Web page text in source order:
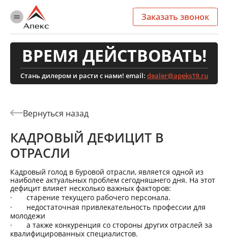
Заказать звонок
ВРЕМЯ ДЕЙСТВОВАТЬ!
Стань дилером и расти с нами! email: dealer@apeks19.ru
КАДРОВЫЙ ДЕФИЦИТ В
ОТРАСЛИ
Кадровый голод в буровой отрасли, является одной из
наиболее актуальных проблем сегодняшнего дня. На этот
дефицит влияет несколько важных факторов:
·
старение текущего рабочего персонала.
·
недостаточная привлекательность профессии для
молодежи
·
а также конкуренция со стороны других отраслей за
квалифицированных специалистов.